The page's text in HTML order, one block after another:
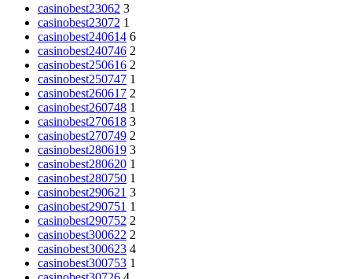
casinobest23062 3
casinobest23072 1
casinobest240614 6
casinobest240746 2
casinobest250616 2
casinobest250747 1
casinobest260617 2
casinobest260748 1
casinobest270618 3
casinobest270749 2
casinobest280619 3
casinobest280620 1
casinobest280750 1
casinobest290621 3
casinobest290751 1
casinobest290752 2
casinobest300622 2
casinobest300623 4
casinobest300753 1